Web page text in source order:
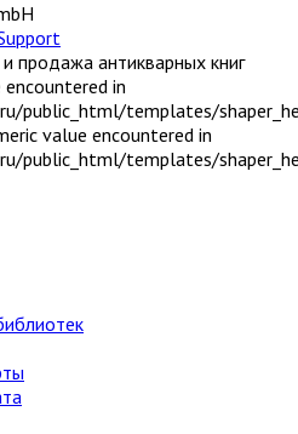
продажа антикварных книг
encountered in
public_html/templates/
value encountered in
public_html/templates/